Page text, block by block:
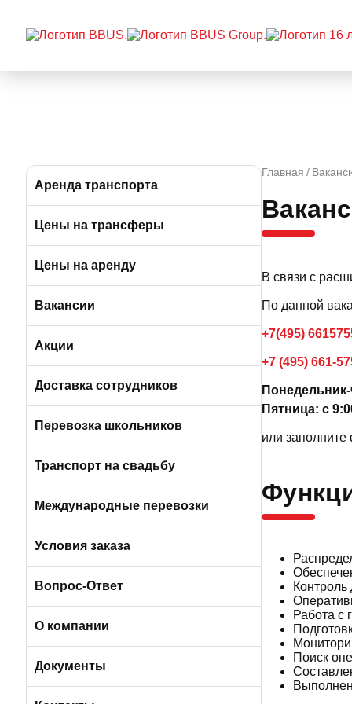
Аренда транспорта
Автобусы (от 39 до 57 мест)
Микроавтобусы (от 9 до 19 мест)
Минивэны (от 5 до 7 мест)
Легковые а/м (от 3 до 4 мест)
Пригородные автобусы
Цены на трансферы
Цены на аренду
Вакансии
Вакансии в Москве
Вакансии в Санкт-Петербурге
Акции
Доставка сотрудников
Автобусами и микроавтобусами
Легковыми авто и минивэнами
Перевозка школьников
Транспорт на свадьбу
Автобусы
Микроавтобусы
Международные перевозки
Условия заказа
Отличия трансфера от аренды
Порядок оплаты услуг
Условия возврата
Вопрос-Ответ
О компании
О компании БизнесБас
Документы
Главная
В связи с
По данной
+7(495)
+7 (495) 661-
Понедельник-
Пятница: с
или
Работа с
Поиск